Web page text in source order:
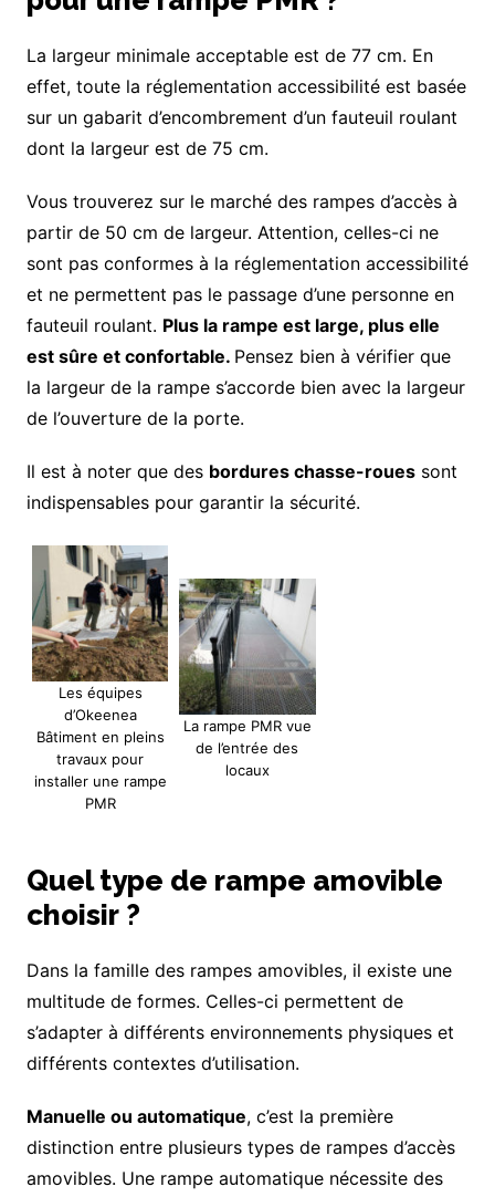
La largeur minimale acceptable est de 77 cm. En
effet, toute la réglementation accessibilité est basée
sur un gabarit d’encombrement d’un fauteuil roulant
dont la largeur est de 75 cm.
Vous trouverez sur le marché des rampes d’accès à
partir de 50 cm de largeur. Attention, celles-ci ne
sont pas conformes à la réglementation accessibilité
et ne permettent pas le passage d’une personne en
fauteuil roulant. Plus la rampe est large, plus elle
est sûre et confortable. Pensez bien à vérifier que
la largeur de la rampe s’accorde bien avec la largeur
de l’ouverture de la porte.
Il est à noter que des bordures chasse-rouessont
indispensables pour garantir la sécurité.
Les équipes
d’Okeenea
Bâtiment en pleins
travaux pour
installer une rampe
PMR
La rampe PMR vue
de l’entrée des
locaux
Quel type de rampe amovible
choisir ?
Dans la famille des rampes amovibles, il existe une
multitude de formes. Celles-ci permettent de
s’adapter à différents environnements physiques et
différents contextes d’utilisation.
Manuelle ou automatique, c’est la première
distinction entre plusieurs types de rampes d’accès
amovibles. Une rampe automatique nécessite des